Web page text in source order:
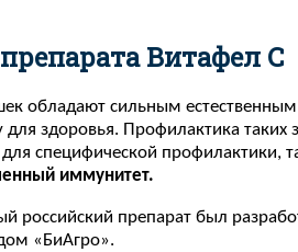
Витафел С
обладают сильным
для здоровья. Профилактика
специфической профилактики,
иммунитет.
российский препарат был
«БиАгро».